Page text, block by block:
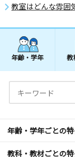
教室はどんな雰囲
年齢・学年 教
年齢・学年ごとの
教科・教材ごとの